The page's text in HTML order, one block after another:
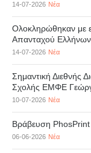
14-07-2026 Νέα
Ολοκληρώθηκαν με
Απανταχού
14-07-2026 Νέα
Σημαντική Διεθνής
Σχολής ΕΜΦΕ
10-07-2026 Νέα
Βράβευση
06-06-2026 Νέα